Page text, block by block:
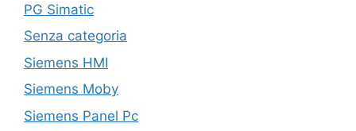
PG Simatic
Senza categoria
Siemens HMI
Siemens Moby
Siemens Panel Pc